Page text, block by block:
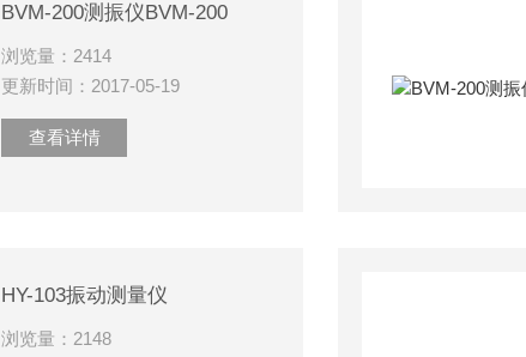
BVM-200测振仪BVM-200
浏览量：2414
更新时间：2017-05-19
查看详情
HY-103振动测量仪
浏览量：2148